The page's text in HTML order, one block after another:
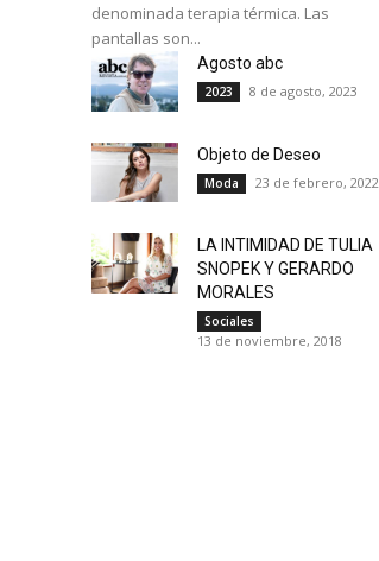
denominada terapia térmica. Las
pantallas son...
Agosto abc
2023 8 de agosto, 2023
Objeto de Deseo
Moda 23 de febrero, 2022
LA INTIMIDAD DE TULIA
SNOPEK Y GERARDO
MORALES
Sociales
13 de noviembre, 2018